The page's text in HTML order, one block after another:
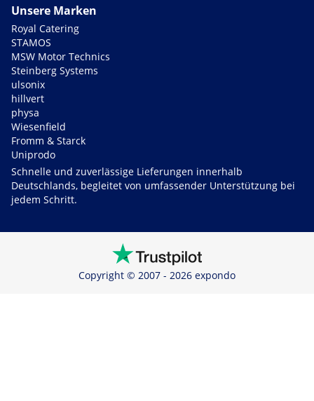
Unsere Marken
Royal Catering
STAMOS
MSW Motor Technics
Steinberg Systems
ulsonix
hillvert
physa
Wiesenfield
Fromm & Starck
Uniprodo
Schnelle und zuverlässige Lieferungen innerhalb
Deutschlands, begleitet von umfassender Unterstützung bei
jedem Schritt.
Copyright © 2007 - 2026 expondo